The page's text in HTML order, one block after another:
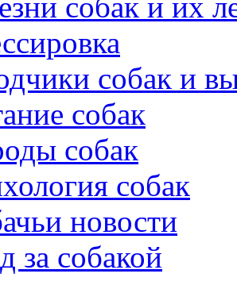
собак и
собак
собак
собак
новости
за собакой